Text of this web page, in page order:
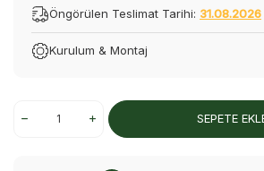
Öngörülen Teslimat Tarihi: 31.08.2026
Kurulum & Montaj
SEPETE